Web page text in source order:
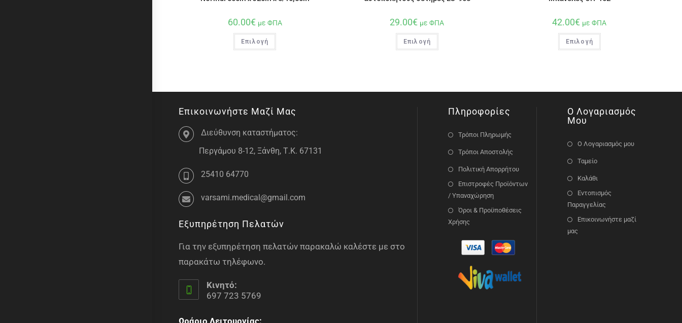
60.00€ με ΦΠΑ
Επιλογή
29.00€ με ΦΠΑ
Επιλογή
42.00€ με ΦΠΑ
Επιλογή
Επικοινωνήστε Μαζί Μας
Διεύθυνση καταστήματος:
Περγάμου 8-12, Ξάνθη, Τ.Κ. 67131
25410 64770
varsami.medical@gmail.com
Εξυπηρέτηση Πελατών
Για την εξυπηρέτηση πελατών παρακαλώ καλέστε με στο
παρακάτω τηλέφωνο.
Κινητό:
697 723 5769
Πληροφορίες
Τρόποι Πληρωμής
Τρόποι Αποστολής
Πολιτική Απορρήτου
Επιστροφές Προϊόντων
/ Υπαναχώρηση
Όροι & Προϋποθέσεις
Χρήσης
Ο Λογαριασμός
Μου
Ο Λογαριασμός μου
Ταμείο
Καλάθι
Εντοπισμός
Παραγγελίας
Επικοινωνήστε μαζί
μας